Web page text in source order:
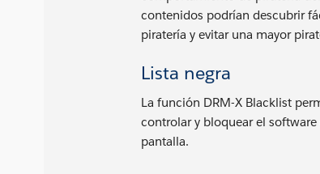
contenidos podrían descubrir
piratería y evitar una mayor
Lista negra
La función DRM-X Blacklist
controlar y bloquear el
pantalla.